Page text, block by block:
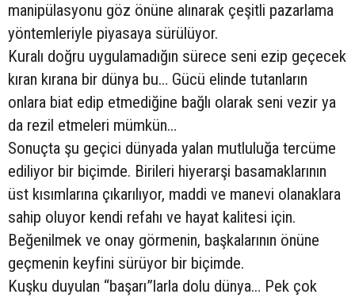
manipülasyonu göz önüne alınarak çeşitli pazarlama
yöntemleriyle piyasaya sürülüyor.
Kuralı doğru uygulamadığın sürece seni ezip geçecek
kıran kırana bir dünya bu… Gücü elinde tutanların
onlara biat edip etmediğine bağlı olarak seni vezir ya
da rezil etmeleri mümkün…
Sonuçta şu geçici dünyada yalan mutluluğa tercüme
ediliyor bir biçimde. Birileri hiyerarşi basamaklarının
üst kısımlarına çıkarılıyor, maddi ve manevi olanaklara
sahip oluyor kendi refahı ve hayat kalitesi için.
Beğenilmek ve onay görmenin, başkalarının önüne
geçmenin keyfini sürüyor bir biçimde.
Kuşku duyulan “başarı”larla dolu dünya… Pek çok